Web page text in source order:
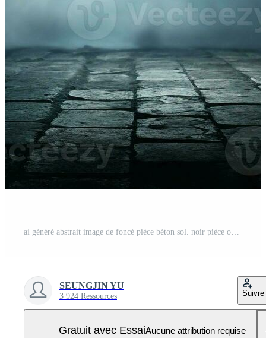
SEUNGJIN YU
3 924 Ressources Suivre
Gratuit avec EssaiAucune attribution requise